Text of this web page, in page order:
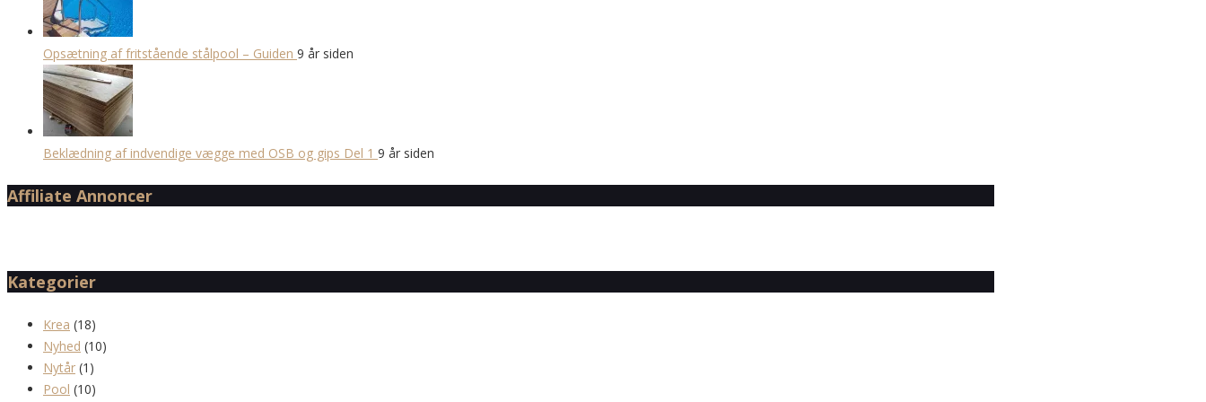
Opsætning af fritstående stålpool – Guiden 9 år siden
Beklædning af indvendige vægge med OSB og gips Del 1 9 år siden
Affiliate Annoncer
Kategorier
Krea (18)
Nyhed (10)
Nytår (1)
Pool (10)